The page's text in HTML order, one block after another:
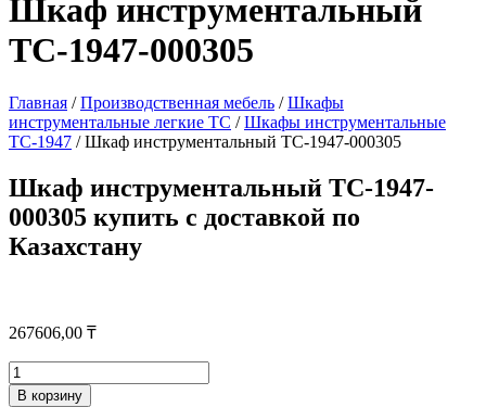
Шкаф инструментальный
TC-1947-000305
Главная /Производственная мебель /Шкафы
инструментальные легкие ТС /Шкафы инструментальные
ТС-1947 / Шкаф инструментальный TC-1947-000305
Шкаф инструментальный TC-1947-
000305 купить с доставкой по
Казахстану
267606,00 ₸
Количество
товара
Шкаф
В корзину